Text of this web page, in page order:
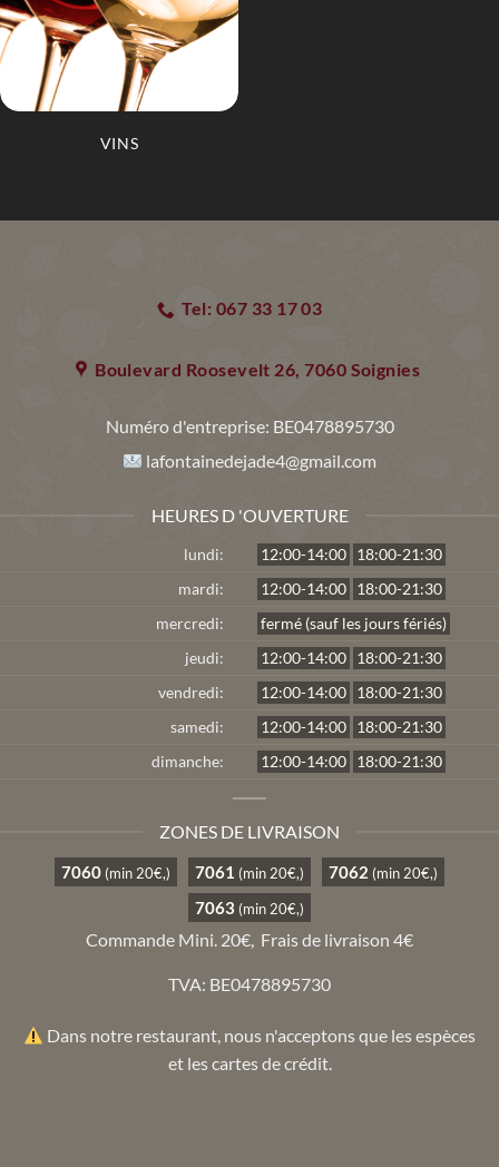
VINS
Tel: 067 33 17 03
Boulevard Roosevelt 26, 7060 Soignies
Numéro d'entreprise: BE0478895730
lafontainedejade4@gmail.com
HEURES D 'OUVERTURE
lundi: 12:00-14:00 18:00-21:30
mardi:
12:00-14:00 18:00-21:30
mercredi:
fermé (sauf les jours fériés)
jeudi:
12:00-14:00 18:00-21:30
vendredi:
12:00-14:00 18:00-21:30
samedi:
12:00-14:00 18:00-21:30
dimanche:
12:00-14:00 18:00-21:30
ZONES DE LIVRAISON
7060 (min 20€,) 7061 (min 20€,) 7062 (min 20€,)
7063 (min 20€,)
Commande Mini. 20€, Frais de livraison 4€
TVA: BE0478895730
Dans notre restaurant, nous n'acceptons que les espèces
et les cartes de crédit.